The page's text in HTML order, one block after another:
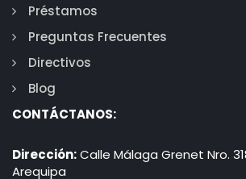
Préstamos
Preguntas Frecuentes
Directivos
Blog
CONTÁCTANOS:
Dirección:Calle Málaga Grenet Nro.
Arequipa